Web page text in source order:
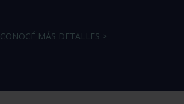
CONOCÉ MÁS DETALLES >